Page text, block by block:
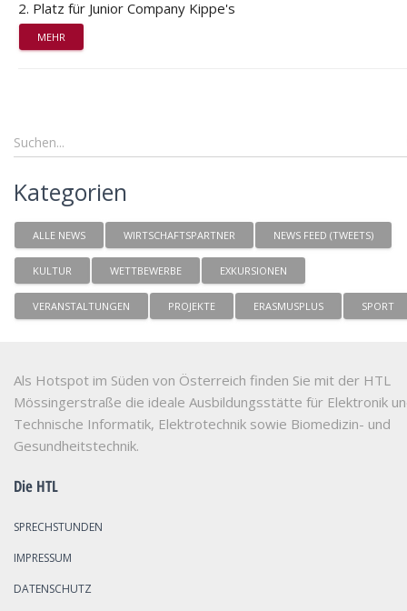
2. Platz für Junior Company Kippe's
MEHR
Kategorien
ALLE NEWS WIRTSCHAFTSPARTNER NEWS FEED (TWEETS)
KULTUR WETTBEWERBE EXKURSIONEN
VERANSTALTUNGEN PROJEKTE ERASMUSPLUS SPORT
Als Hotspot im Süden von Österreich finden Sie mit der HTL
Mössingerstraße die ideale Ausbildungsstätte für Elektronik
Technische Informatik, Elektrotechnik sowie Biomedizin- und
Gesundheitstechnik.
Die HTL
SPRECHSTUNDEN
IMPRESSUM
DATENSCHUTZ